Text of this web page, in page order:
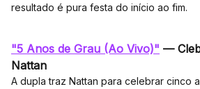
resultado é pura festa do início ao fim.
"5 Anos de Grau (Ao Vivo)" —
Nattan
A dupla traz Nattan para celebrar cinco